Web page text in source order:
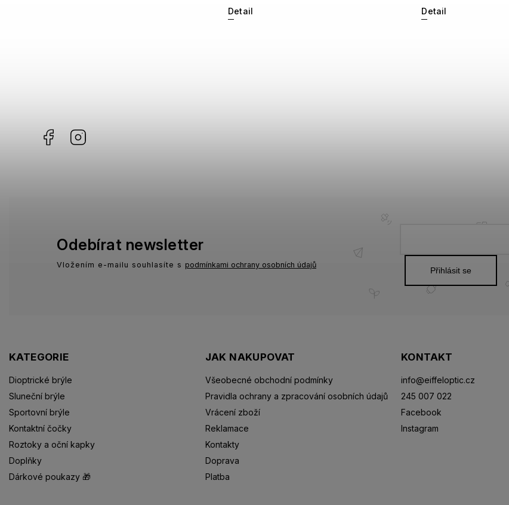
Detail Detail
Facebook
KATEGORIE
Dioptrické brýle
Sluneční brýle
Sportovní brýle
Kontaktní čočky
Roztoky a oční kapky
Doplňky
Dárkové poukazy 🎁
JAK NAKUPOVAT
Všeobecné obchodní podmínky
Pravidla ochrany a zpracování osobních údajů
Vrácení zboží
Reklamace
Kontakty
Doprava
Platba
KONTAKT
info@eiffeloptic.cz
245 007 022
Facebook
Instagram
Odebírat newsletter
Vložením e-mailu souhlasíte s podmínkami ochrany osobních údajů
Přihlásit se